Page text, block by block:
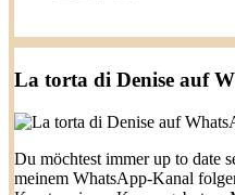
La torta di Denise auf
Du möchtest immer up to date
meinem WhatsApp-Kanal